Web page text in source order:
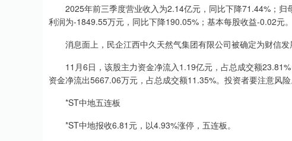
2025年前三季度营业收入为2.14亿元，同比下降71.44%；归
利润为-1849.55万元，同比下降190.05%；基本每股收益-0.02元。
消息面上，民企江西中久天然气集团有限公司被确定为财信发
11月6日，该股主力资金净流入1.19亿元，占总成交额
资金净流出5667.06万元，占总成交额11.35%。投资者要注意风险
*ST中地五连板
*ST中地报收6.81元，以4.93%涨停，五连板。